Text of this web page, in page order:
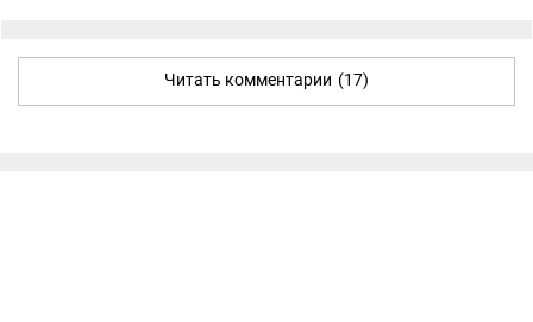
Читать комментарии (17)